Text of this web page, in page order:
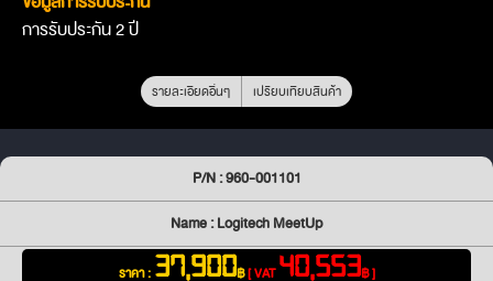
การรับประกัน 2 ปี
รายละเอียดอื่นๆ เปรียบเทียบสินค้า
P/N : 960-001101
Name : Logitech MeetUp
ราคา : 37,900฿[ VAT40,553฿ ]